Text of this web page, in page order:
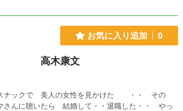
お気に入り追加 0
ラ 高木康文
ナックで 美人の女性を見かけた ・・ その
んに聴いたら 結婚して・・退職した・・ やっ